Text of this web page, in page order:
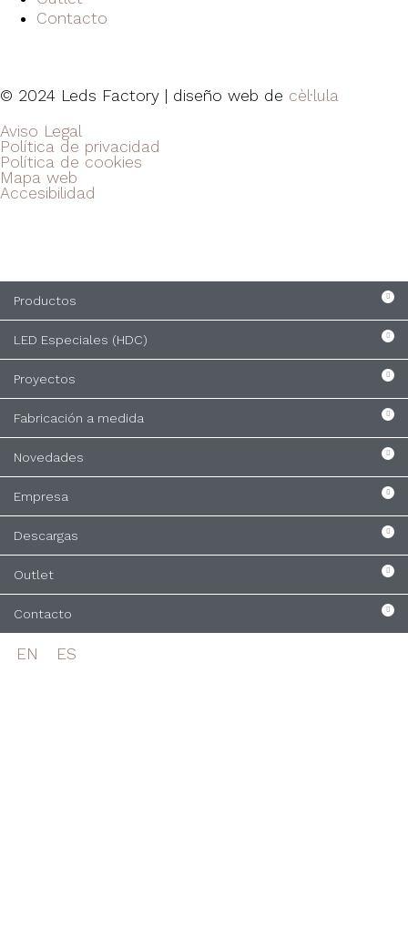
Contacto
© 2024 Leds Factory | diseño web de cèl·lula
Aviso Legal
Política de privacidad
Política de cookies
Mapa web
Accesibilidad
Productos
LED Especiales (HDC)
Proyectos
Fabricación a medida
Novedades
Empresa
Descargas
Outlet
Contacto
EN ES